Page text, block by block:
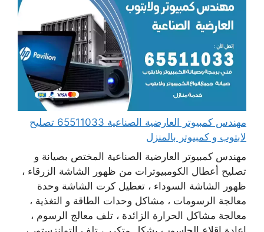
مهندس كمبيوتر العارضية الصناعية 65511033 تصليح
لابتوب و كمبيوتر بالمنزل
مهندس كمبيوتر العارضية الصناعية المختص بصيانة و
تصليح أعطال الكومبيوترات من ظهور الشاشة الزرقاء ،
ظهور الشاشة السوداء ، تعطيل كرت الشاشة وحدة
معالجة الرسومات ، مشاكل وحدات الطاقة و التغذية ،
معالجة مشاكل الحرارة الزائدة ، تلف معالج الرسوم ،